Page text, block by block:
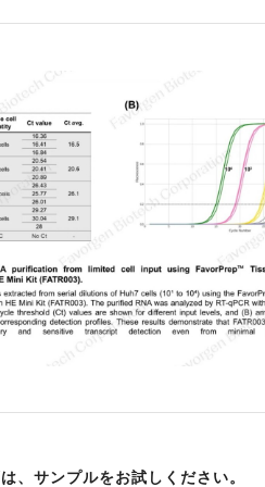
、サンプルをお試しください。